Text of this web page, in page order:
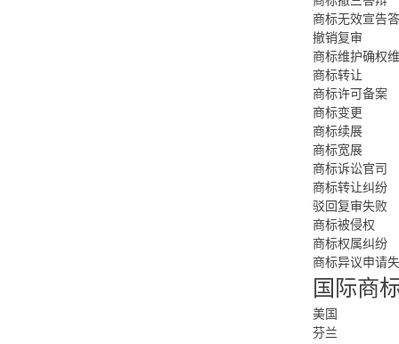
商标无效宣告
撤销复审
商标维护确权
商标转让
商标许可备案
商标变更
商标续展
商标宽展
商标诉讼官司
商标转让纠纷
驳回复审失败
商标被侵权
商标权属纠纷
商标异议申请
国际商
美国
芬兰